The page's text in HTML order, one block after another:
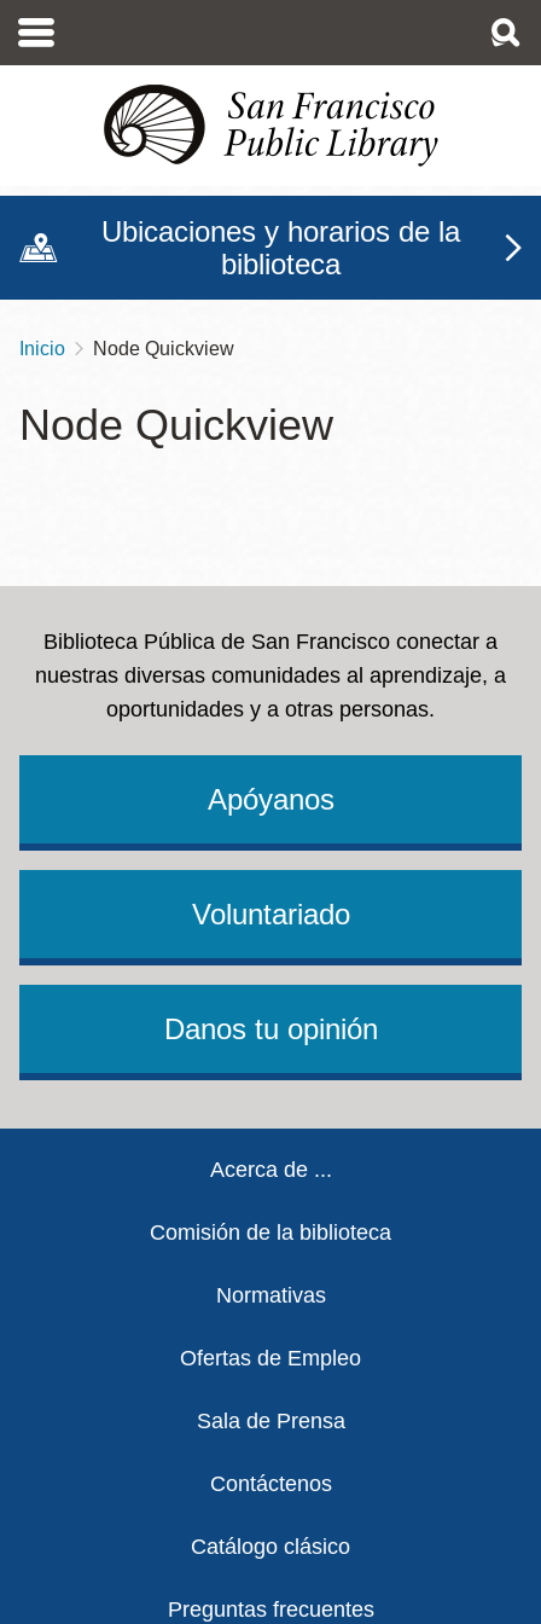
contenido
Ubicaciones y horarios de la
biblioteca
Sobrescribir
de
navegación
Inicio Node Quickview
Node Quickview
Biblioteca Pública de San Francisco conectar a
nuestras diversas comunidades al aprendizaje, a
oportunidades y a otras personas.
Apóyanos
Voluntariado
Danos tu opinión
Acerca de ...
Comisión de la biblioteca
Normativas
Ofertas de Empleo
Sala de Prensa
Contáctenos
Catálogo clásico
Preguntas frecuentes